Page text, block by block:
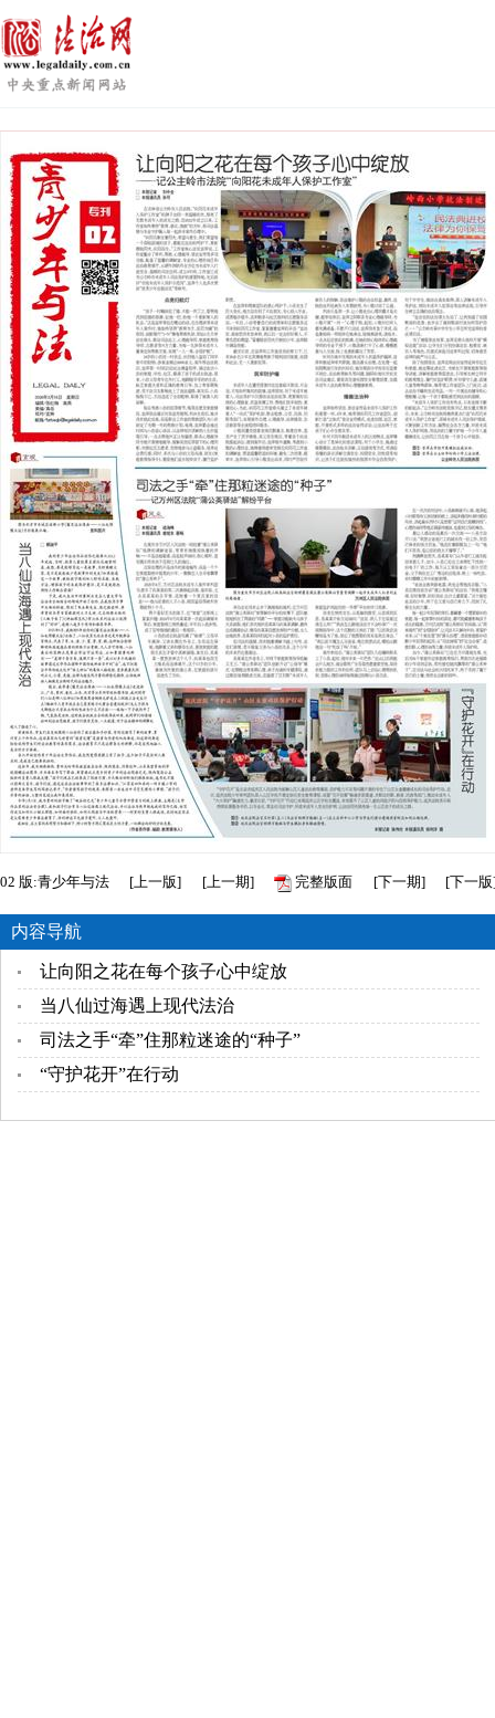
02 版:青少年与法 [上一版] [上一期] 完整版面 [下一期] [下一版
内容导航
让向阳之花在每个孩子心中绽放
当八仙过海遇上现代法治
司法之手“牵”住那粒迷途的“种子”
“守护花开”在行动